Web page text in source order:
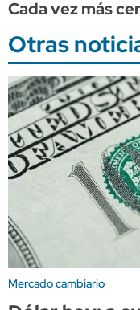
Cada vez más
Otras
Mercado cambiario